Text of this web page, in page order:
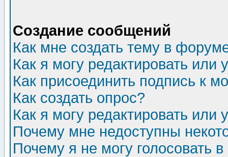
Создание сообщений
Как мне создать тему в
Как я могу редактировать или
Как присоединить подпись к
Как создать опрос?
Как я могу редактировать или
Почему мне недоступны
Почему я не могу голосовать